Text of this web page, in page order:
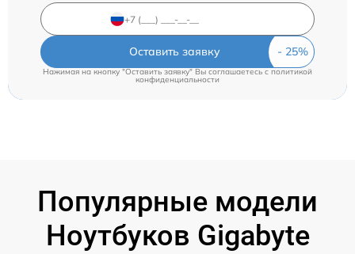
Оставить заявку
Нажимая на кнопку "Оставить заявку" Вы соглашаетесь c политикой
конфиденциальности
Популярные модели
Ноутбуков Gigabyte